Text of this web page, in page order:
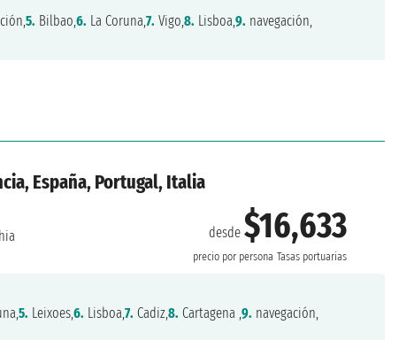
5. Bilbao,6. La Coruna,7. Vigo,8. Lisboa,9. navegación,
España, Portugal, Italia
desde$16,633
precio por persona Tasas portuarias
5. Leixoes,6. Lisboa,7. Cadiz,8. Cartagena ,9. navegación,